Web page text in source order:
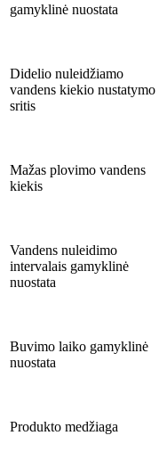
gamyklinė nuostata
Didelio nuleidžiamo
vandens kiekio nustatymo
sritis
Mažas plovimo vandens
kiekis
Vandens nuleidimo
intervalais gamyklinė
nuostata
Buvimo laiko gamyklinė
nuostata
Produkto medžiaga